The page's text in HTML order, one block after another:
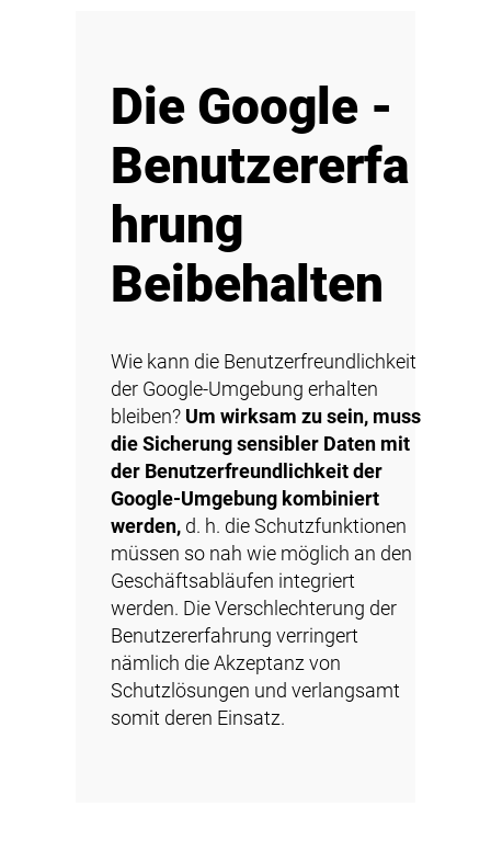
Die Google -
Benutzererfa
hrung
Beibehalten
Wie kann die Benutzerfreundlichkeit
der Google-Umgebung erhalten
bleiben? Um wirksam zu sein, muss
die Sicherung sensibler Daten mit
der Benutzerfreundlichkeit der
Google-Umgebung kombiniert
werden, d. h. die Schutzfunktionen
müssen so nah wie möglich an den
Geschäftsabläufen integriert
werden. Die Verschlechterung der
Benutzererfahrung verringert
nämlich die Akzeptanz von
Schutzlösungen und verlangsamt
somit deren Einsatz.